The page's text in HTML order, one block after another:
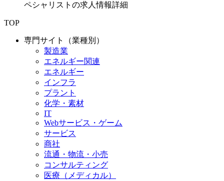
ペシャリストの求人情報詳細
TOP
専門サイト（業種別）
製造業
エネルギー関連
エネルギー
インフラ
プラント
化学・素材
IT
Webサービス・ゲーム
サービス
商社
流通・物流・小売
コンサルティング
医療（メディカル）